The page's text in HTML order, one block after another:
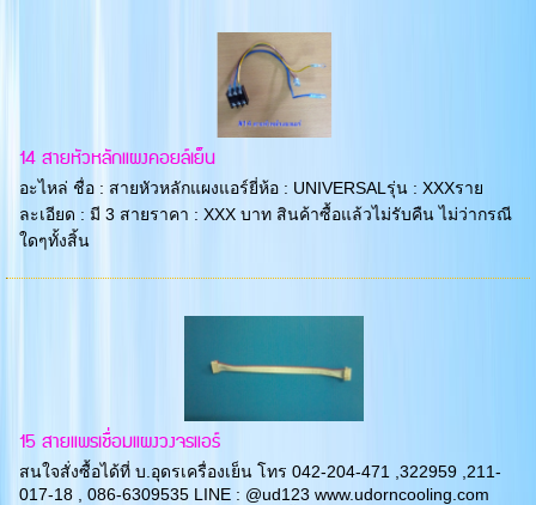
14 สายหัวหลักแผงคอยล์เย็น
อะไหล่ ชื่อ : สายหัวหลักแผงแอร์ยี่ห้อ : UNIVERSALรุ่น : XXXราย
ละเอียด : มี 3 สายราคา : XXX บาท สินค้าซื้อแล้วไม่รับคืน ไม่ว่ากรณี
ใดๆทั้งสิ้น
15 สายแพรเชื่อมแผงวงจรแอร์
สนใจสั่งซื้อได้ที่ บ.อุดรเครื่องเย็น โทร 042-204-471 ,322959 ,211-
017-18 , 086-6309535 LINE : @ud123 www.udorncooling.com